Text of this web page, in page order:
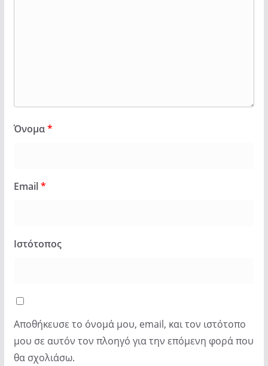
Όνομα*
Email*
Ιστότοπος
Αποθήκευσε το όνομά μου, email, και τον ιστότοπο
μου σε αυτόν τον πλοηγό για την επόμενη φορά που
θα σχολιάσω.